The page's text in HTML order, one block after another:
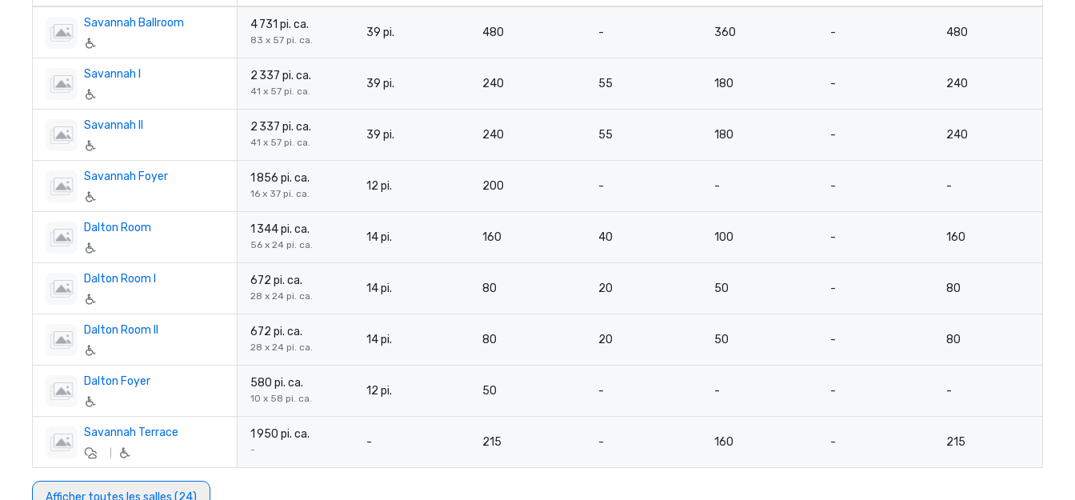
Savannah Ballroom 4 731 pi. ca.
83 x 57 pi. ca.
39 pi. 480 - 360 - 480
Savannah I 2 337 pi. ca.
41 x 57 pi. ca.
39 pi. 240 55 180 - 240
Savannah II 2 337 pi. ca.
41 x 57 pi. ca.
39 pi. 240 55 180 - 240
Savannah Foyer 1 856 pi. ca.
16 x 37 pi. ca.
12 pi. 200 - - - -
Dalton Room 1 344 pi. ca.
56 x 24 pi. ca.
14 pi. 160 40 100 - 160
Dalton Room I 672 pi. ca.
28 x 24 pi. ca.
14 pi. 80 20 50 - 80
Dalton Room II 672 pi. ca.
28 x 24 pi. ca.
14 pi. 80 20 50 - 80
Dalton Foyer 580 pi. ca.
10 x 58 pi. ca.
12 pi. 50 - - - -
Savannah Terrace 1 950 pi. ca.
-
- 215 - 160 - 215
Afficher toutes les salles (24)